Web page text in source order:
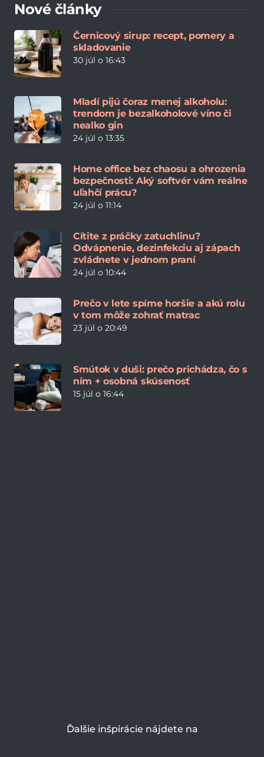
Nové články
Černicový sirup: recept, pomery a
skladovanie
30 júl o 16:43
Mladí pijú čoraz menej alkoholu:
trendom je bezalkoholové víno či
nealko gin
24 júl o 13:35
Home office bez chaosu a ohrozenia
bezpečnosti: Aký softvér vám reálne
uľahčí prácu?
24 júl o 11:14
Cítite z práčky zatuchlinu?
Odvápnenie, dezinfekciu aj zápach
zvládnete v jednom praní
24 júl o 10:44
Prečo v lete spíme horšie a akú rolu
v tom môže zohrať matrac
23 júl o 20:49
Smútok v duši: prečo prichádza, čo s
ním + osobná skúsenosť
15 júl o 16:44
Ďalšie inšpirácie nájdete na